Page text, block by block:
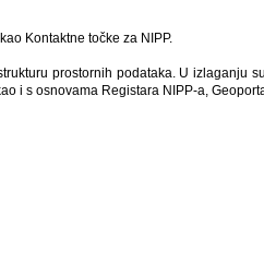
Kontaktne točke za NIPP.
prostornih podataka. U izlaganju
i s osnovama Registara NIPP-a,